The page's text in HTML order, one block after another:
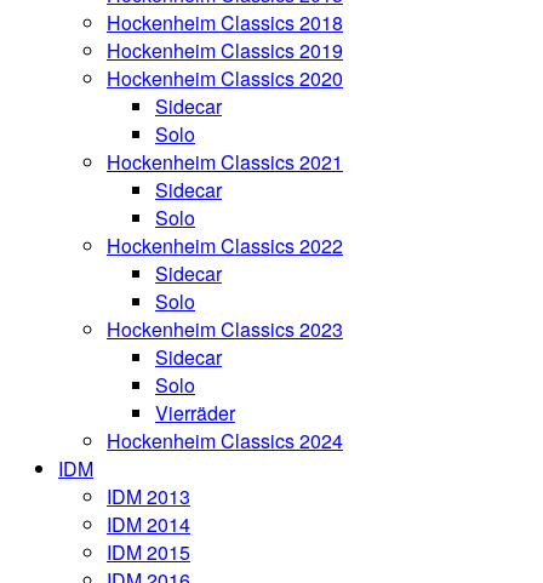
Hockenheim Classics 2018
Hockenheim Classics 2019
Hockenheim Classics 2020
Sidecar
Solo
Hockenheim Classics 2021
Sidecar
Solo
Hockenheim Classics 2022
Sidecar
Solo
Hockenheim Classics 2023
Sidecar
Solo
Vierräder
Hockenheim Classics 2024
IDM
IDM 2013
IDM 2014
IDM 2015